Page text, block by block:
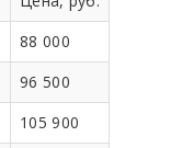
88 000
96 500
105 900